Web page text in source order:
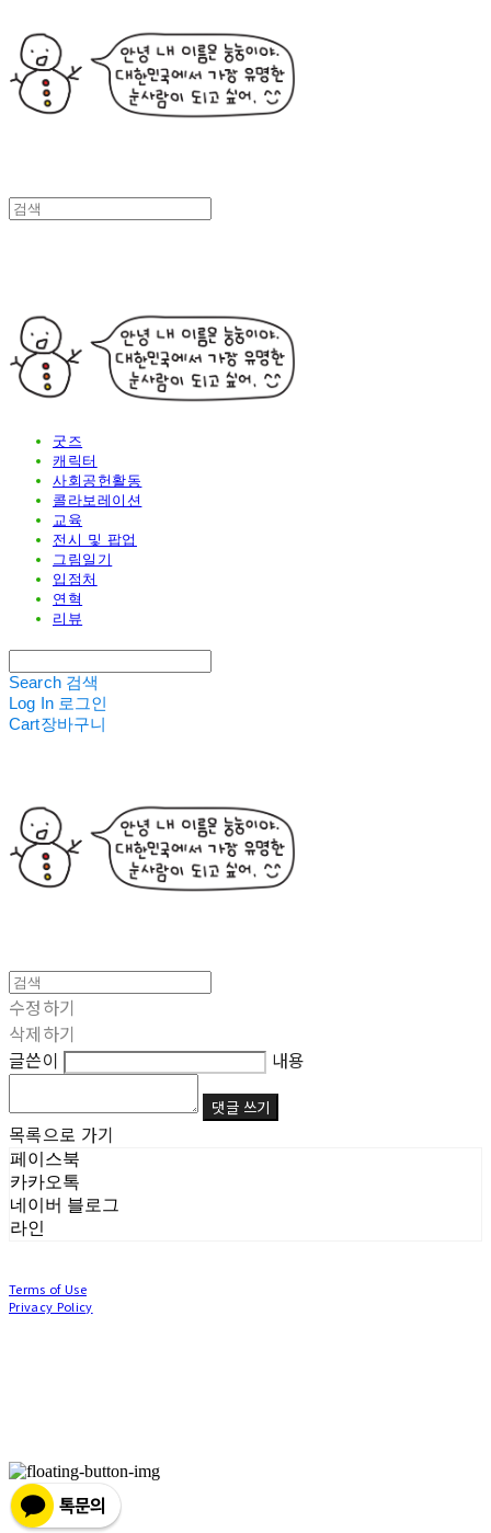
굿즈
캐릭터
사회공헌활동
콜라보레이션
교육
전시 및 팝업
그림일기
입점처
연혁
리뷰
Search 검색
Log In 로그인
Cart장바구니
수정하기
삭제하기
글쓴이
내용
댓글 쓰기
목록으로 가기
페이스북
카카오톡
네이버 블로그
라인
Terms of Use
Privacy Policy